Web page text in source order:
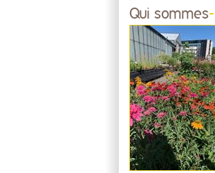
Qui sommes